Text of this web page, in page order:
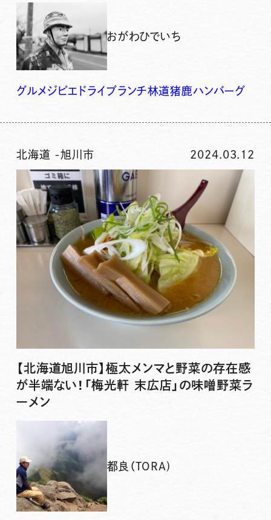
おがわひでいち
グルメ ジビエ ドライブランチ林道猪鹿ハンバーグ
北海道 -旭川市 2024.03.12
【北海道旭川市】極太メンマと野菜の存在感
が半端ない！「梅光軒 末広店」の味噌野菜ラ
ーメン
都良（TORA)